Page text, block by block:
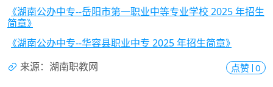
《湖南公办中专--岳阳市第一职业中等专业学校 2025 年招生
简章》
《湖南公办中专--华容县职业中专 2025 年招生简章》
来源：湖南职教网
点赞 0